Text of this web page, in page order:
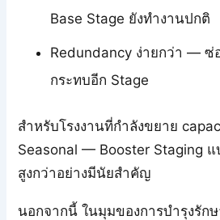
Base Stage ยังทำงานปกติ
Redundancy ง่ายกว่า — ซ่
กระทบอีก Stage
สำหรับโรงงานที่กำลังขยาย
Seasonal — Booster Staging
สูงกว่าอย่างมีนัยสำคัญ
นอกจากนี้ ในมุมของการบำรุงรัก